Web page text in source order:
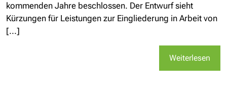
kommenden Jahre beschlossen. Der Entwurf sieht
Kürzungen für Leistungen zur Eingliederung in Arbeit von
[...]
Weiterlesen